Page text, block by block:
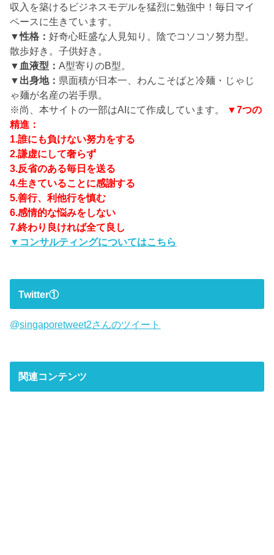
収入を築けるビジネスモデルを猛烈に勉強中！毎日マイ
ペースに生きています。
▼性格：好奇心旺盛な人見知り。陰でコソコソ努力型。
散歩好き。子供好き。
▼血液型：A型寄りのB型。
▼出身地： 県面積が日本一、わんこそばと冷麺・じゃじ
ゃ麺が名産の岩手県。
※尚、本サイトの一部はAIにて作成しています。
▼7つの
精進：
1.誰にも負けない努力をする
2.謙虚にして奢らず
3.反省のある毎日を送る
4.生きていることに感謝する
5.善行、利他行を慎む
6.感情的な悩みをしない
7.終わり良ければ全て良し
▼コンサルティングについてはこちら
Twitter①
@singaporetweet2さんのツイート
関連コンテンツ